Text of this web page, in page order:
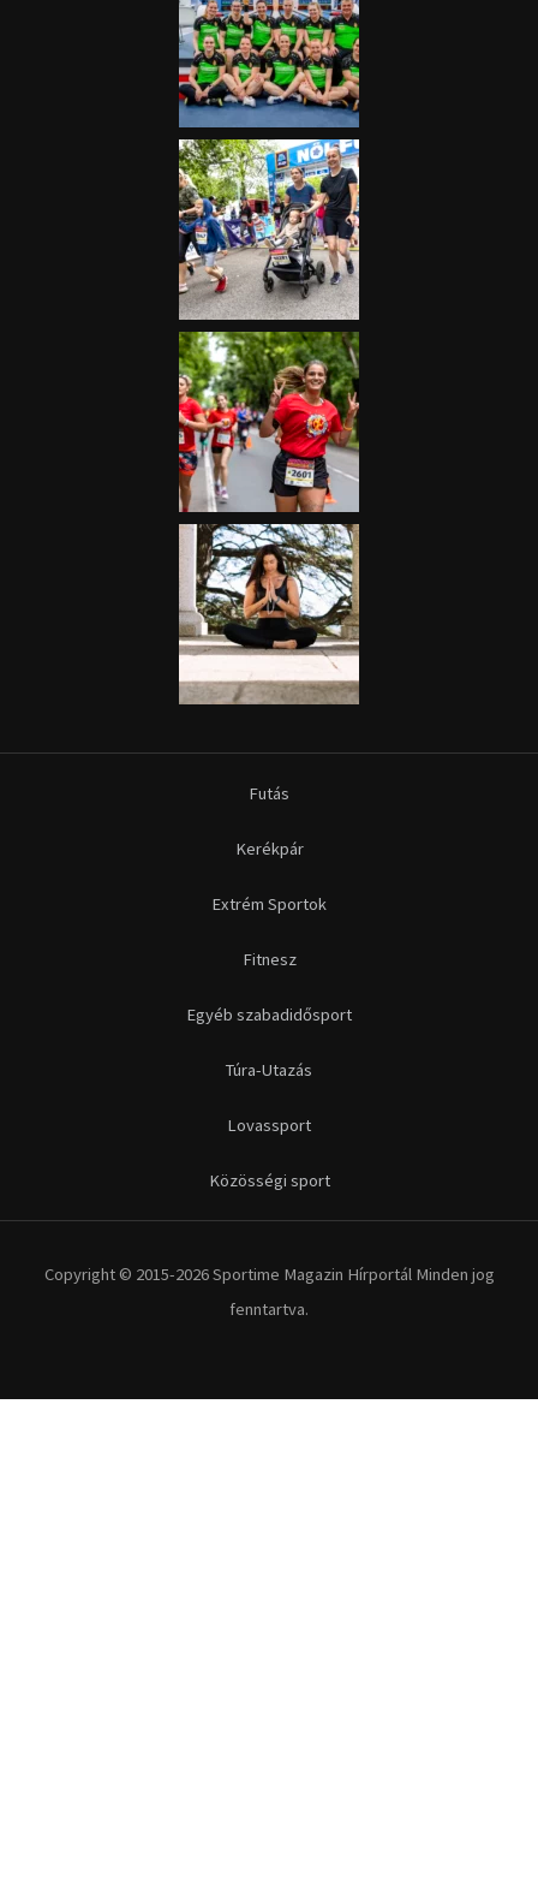
Futás
Kerékpár
Extrém Sportok
Fitnesz
Egyéb szabadidősport
Túra-Utazás
Lovassport
Közösségi sport
Copyright © 2015-2026 Sportime Magazin Hírportál Minden jog
fenntartva.